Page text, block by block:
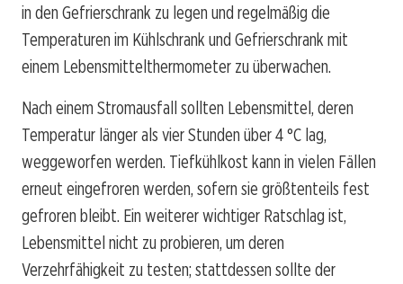
in den Gefrierschrank zu legen und regelmäßig die
Temperaturen im Kühlschrank und Gefrierschrank mit
einem Lebensmittelthermometer zu überwachen.
Nach einem Stromausfall sollten Lebensmittel, deren
Temperatur länger als vier Stunden über 4 °C lag,
weggeworfen werden. Tiefkühlkost kann in vielen Fällen
erneut eingefroren werden, sofern sie größtenteils fest
gefroren bleibt. Ein weiterer wichtiger Ratschlag ist,
Lebensmittel nicht zu probieren, um deren
Verzehrfähigkeit zu testen; stattdessen sollte der